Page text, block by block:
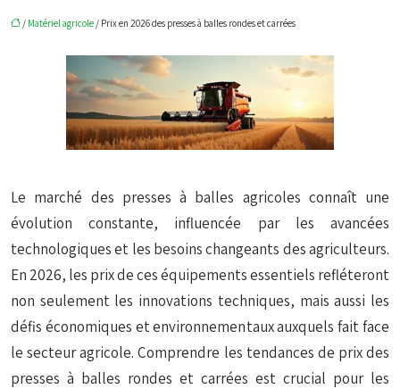
/ Matériel agricole / Prix en 2026 des presses à balles rondes et carrées
Le marché des presses à balles agricoles connaît une
évolution constante, influencée par les avancées
technologiques et les besoins changeants des agriculteurs.
En 2026, les prix de ces équipements essentiels refléteront
non seulement les innovations techniques, mais aussi les
défis économiques et environnementaux auxquels fait face
le secteur agricole. Comprendre les tendances de prix des
presses à balles rondes et carrées est crucial pour les